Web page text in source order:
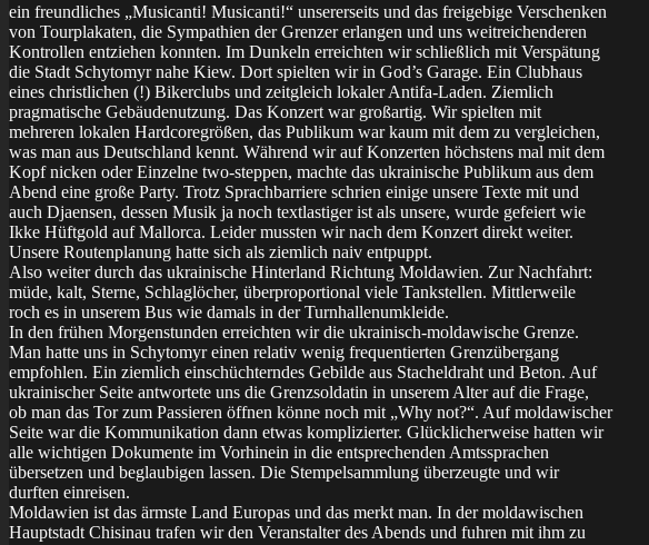
ein freundliches „Musicanti! Musicanti!“ unsererseits und das freigebige Verschenken
von Tourplakaten, die Sympathien der Grenzer erlangen und uns weitreichenderen
Kontrollen entziehen konnten. Im Dunkeln erreichten wir schließlich mit Verspätung
die Stadt Schytomyr nahe Kiew. Dort spielten wir in God’s Garage. Ein Clubhaus
eines christlichen (!) Bikerclubs und zeitgleich lokaler Antifa-Laden. Ziemlich
pragmatische Gebäudenutzung. Das Konzert war großartig. Wir spielten mit
mehreren lokalen Hardcoregrößen, das Publikum war kaum mit dem zu vergleichen,
was man aus Deutschland kennt. Während wir auf Konzerten höchstens mal mit dem
Kopf nicken oder Einzelne two-steppen, machte das ukrainische Publikum aus dem
Abend eine große Party. Trotz Sprachbarriere schrien einige unsere Texte mit und
auch Djaensen, dessen Musik ja noch textlastiger ist als unsere, wurde gefeiert wie
Ikke Hüftgold auf Mallorca. Leider mussten wir nach dem Konzert direkt weiter.
Unsere Routenplanung hatte sich als ziemlich naiv entpuppt.
Also weiter durch das ukrainische Hinterland Richtung Moldawien. Zur Nachfahrt:
müde, kalt, Sterne, Schlaglöcher, überproportional viele Tankstellen. Mittlerweile
roch es in unserem Bus wie damals in der Turnhallenumkleide.
In den frühen Morgenstunden erreichten wir die ukrainisch-moldawische Grenze.
Man hatte uns in Schytomyr einen relativ wenig frequentierten Grenzübergang
empfohlen. Ein ziemlich einschüchterndes Gebilde aus Stacheldraht und Beton. Auf
ukrainischer Seite antwortete uns die Grenzsoldatin in unserem Alter auf die Frage,
ob man das Tor zum Passieren öffnen könne noch mit „Why not?“. Auf moldawischer
Seite war die Kommunikation dann etwas komplizierter. Glücklicherweise hatten wir
alle wichtigen Dokumente im Vorhinein in die entsprechenden Amtssprachen
übersetzen und beglaubigen lassen. Die Stempelsammlung überzeugte und wir
durften einreisen.
Moldawien ist das ärmste Land Europas und das merkt man. In der moldawischen
Hauptstadt Chisinau trafen wir den Veranstalter des Abends und fuhren mit ihm zu